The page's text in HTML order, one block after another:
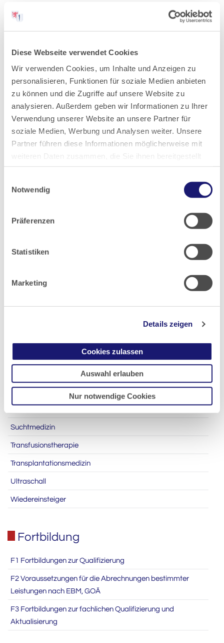
Diese Webseite verwendet Cookies
Wir verwenden Cookies, um Inhalte und Anzeigen zu
personalisieren, Funktionen für soziale Medien anbieten
zu können und die Zugriffe auf unsere Website zu
analysieren. Außerdem geben wir Informationen zu Ihrer
Verwendung unserer Website an unsere Partner für
soziale Medien, Werbung und Analysen weiter. Unsere
Partner führen diese Informationen möglicherweise mit
weiteren Daten zusammen, die Sie ihnen bereitgestellt
haben oder die sie im Rahmen Ihrer Nutzung der Dienste
Notwendig
Präferenzen
Statistiken
Marketing
Details zeigen
Cookies zulassen
Auswahl erlauben
Nur notwendige Cookies
Fachthemen
Aktuell und Interdisziplinär
Akupunktur
Allgemeinmedizin
Anästhesiologie
Arbeits- und Sozialmedizin
Hygiene, Infektiologie, Öffentliches Gesundheitswesen
Notfall- und Intensivmedizin
Suchtmedizin
Transfusionstherapie
Transplantationsmedizin
Ultraschall
Wiedereinsteiger
Fortbildung
F1 Fortbildungen zur Qualifizierung
F2 Voraussetzungen für die Abrechnungen bestimmter
Leistungen nach EBM, GOÄ
F3 Fortbildungen zur fachlichen Qualifizierung und
Aktualisierung